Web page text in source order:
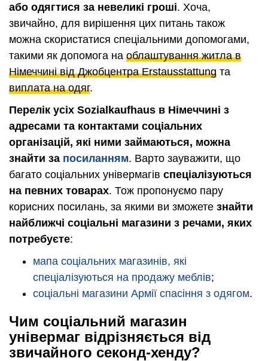
або одягтися за невеликі гроші. Хоча,
звичайно, для вирішення цих питань також
можна скористатися спеціальними допомогами,
такими як допомога на облаштування житла в
Німеччині від Джобцентра Erstausstattung та
виплата на одяг.
Перелік усіх Sozialkaufhaus в Німеччині з
адресами та контактами соціальних
організацій, які ними займаються, можна
знайти за посиланням. Варто зауважити, що
багато соціальних універмагів спеціалізуються
на певних товарах. Тож пропонуємо пару
корисних посилань, за якими ви зможете знайти
найближчі соціальні магазини з речами, яких
потребуєте:
мапа соціальних магазинів, які
спеціалізуються на продажу меблів;
соціальні магазини Армії спасіння з одягом.
Чим соціальний магазин
універмаг відрізняється від
звичайного секонд-хенду?